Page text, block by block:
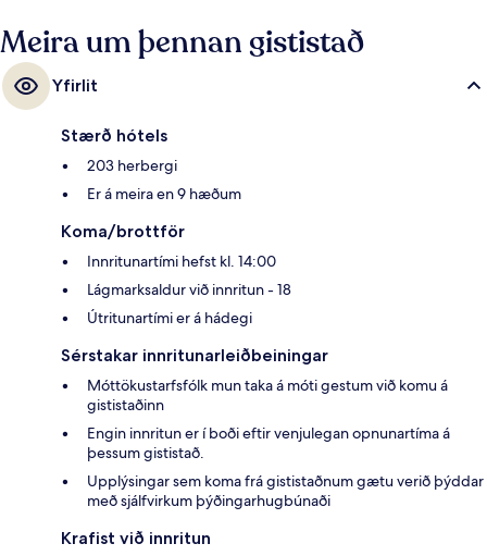
Meira um þennan gististað
Yfirlit
Stærð hótels
203 herbergi
Er á meira en 9 hæðum
Koma/brottför
Innritunartími hefst kl. 14:00
Lágmarksaldur við innritun - 18
Útritunartími er á hádegi
Sérstakar innritunarleiðbeiningar
Móttökustarfsfólk mun taka á móti gestum við komu á
gististaðinn
Engin innritun er í boði eftir venjulegan opnunartíma á
þessum gististað.
Upplýsingar sem koma frá gististaðnum gætu verið þýddar
með sjálfvirkum þýðingarhugbúnaði
Krafist við innritun